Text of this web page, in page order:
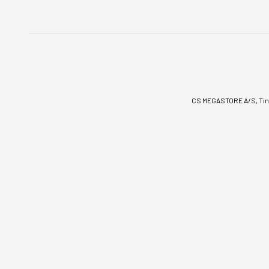
CS MEGASTORE A/S,